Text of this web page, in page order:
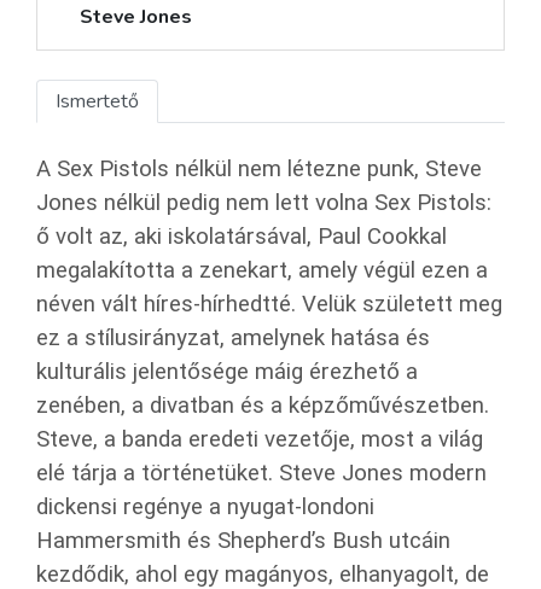
Steve Jones
Ismertető
A Sex Pistols nélkül nem létezne punk, Steve
Jones nélkül pedig nem lett volna Sex Pistols:
ő volt az, aki iskolatársával, Paul Cookkal
megalakította a zenekart, amely végül ezen a
néven vált híres-hírhedtté. Velük született meg
ez a stílusirányzat, amelynek hatása és
kulturális jelentősége máig érezhető a
zenében, a divatban és a képzőművészetben.
Steve, a banda eredeti vezetője, most a világ
elé tárja a történetüket. Steve Jones modern
dickensi regénye a nyugat-londoni
Hammersmith és Shepherd’s Bush utcáin
kezdődik, ahol egy magányos, elhanyagolt, de